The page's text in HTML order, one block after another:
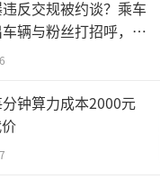
反交规被约谈？乘车
辆与粉丝打招呼，当
分钟算力成本2000元